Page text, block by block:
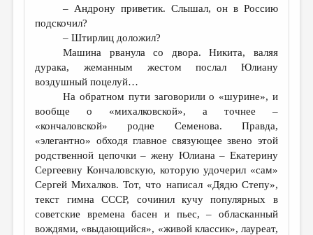
ЭССЕИСТИКА
ЛИТЕРАТУРОВЕДЕНИЕ
КУЛЬТУРОВЕДЕНИЕ
ПУБЛИЦИСТИКА
РЕЦЕНЗИРОВАНИЕ
ЦИКЛЫ ПУБЛИКАЦИЙ
ТРЕДИАКОВСКИЙ
МЕДИА
ВКОНТАКТЕ
– Андрону приветик. Слышал, он в Россию
подскочил?
– Штирлиц доложил?
Машина рванула со двора. Никита, валяя
дурака, жеманным жестом послал Юлиану
воздушный поцелуй…
На обратном пути заговорили о «шурине», и
вообще о «михалковской», а точнее –
«кончаловской» родне Семенова. Правда,
«элегантно» обходя главное связующее звено этой
родственной цепочки – жену Юлиана – Екатерину
Сергеевну Кончаловскую, которую удочерил «сам»
Сергей Михалков. Тот, что написал «Дядю Степу»,
текст гимна СССР, сочинил кучу популярных в
советские времена басен и пьес, – обласканный
вождями, «выдающийся», «живой классик», лауреат,